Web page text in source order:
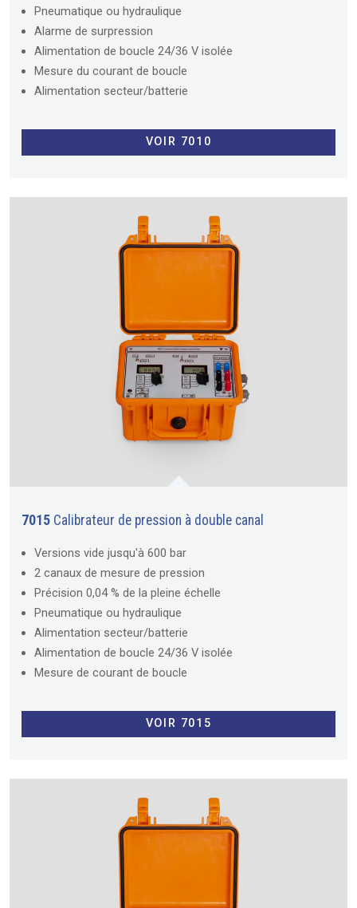
Pneumatique ou hydraulique
Alarme de surpression
Alimentation de boucle 24/36 V isolée
Mesure du courant de boucle
Alimentation secteur/batterie
VOIR 7010
7015 Calibrateur de pression à double canal
Versions vide jusqu'à 600 bar
2 canaux de mesure de pression
Précision 0,04 % de la pleine échelle
Pneumatique ou hydraulique
Alimentation secteur/batterie
Alimentation de boucle 24/36 V isolée
Mesure de courant de boucle
VOIR 7015